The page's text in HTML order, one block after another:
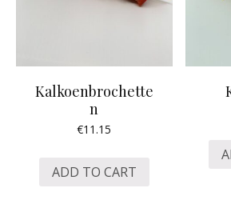
Kalkoenbrochette
n
€11.15
ADD TO CART